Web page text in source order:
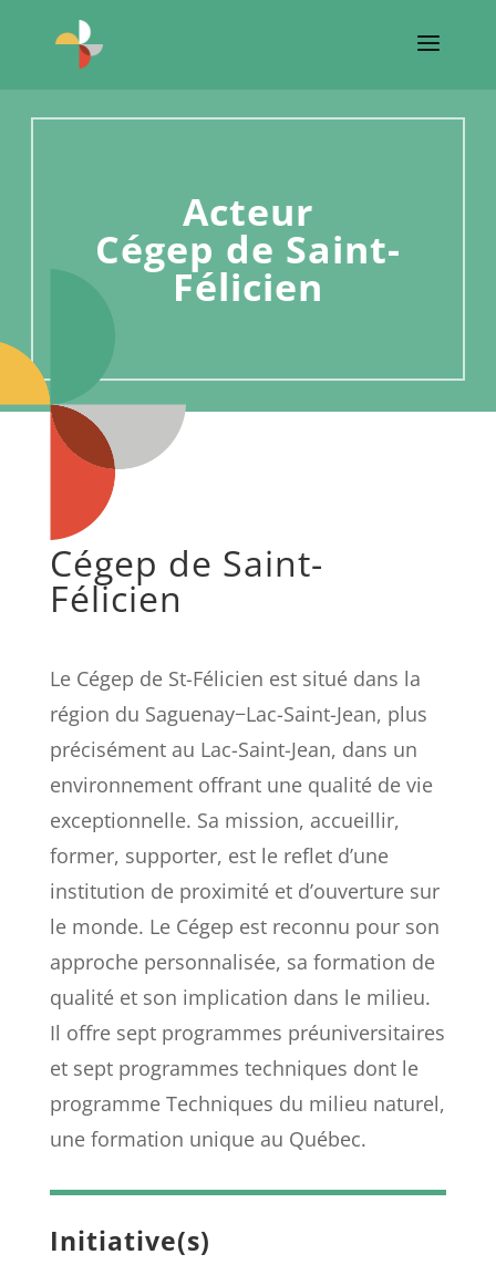
Acteur
Cégep de Saint-
Félicien
Cégep de Saint-
Félicien
Le Cégep de St-Félicien est situé dans la
région du Saguenay−Lac-Saint-Jean, plus
précisément au Lac-Saint-Jean, dans un
environnement offrant une qualité de vie
exceptionnelle. Sa mission, accueillir,
former, supporter, est le reflet d’une
institution de proximité et d’ouverture sur
le monde. Le Cégep est reconnu pour son
approche personnalisée, sa formation de
qualité et son implication dans le milieu.
Il offre sept programmes préuniversitaires
et sept programmes techniques dont le
programme Techniques du milieu naturel,
une formation unique au Québec.
Initiative(s)